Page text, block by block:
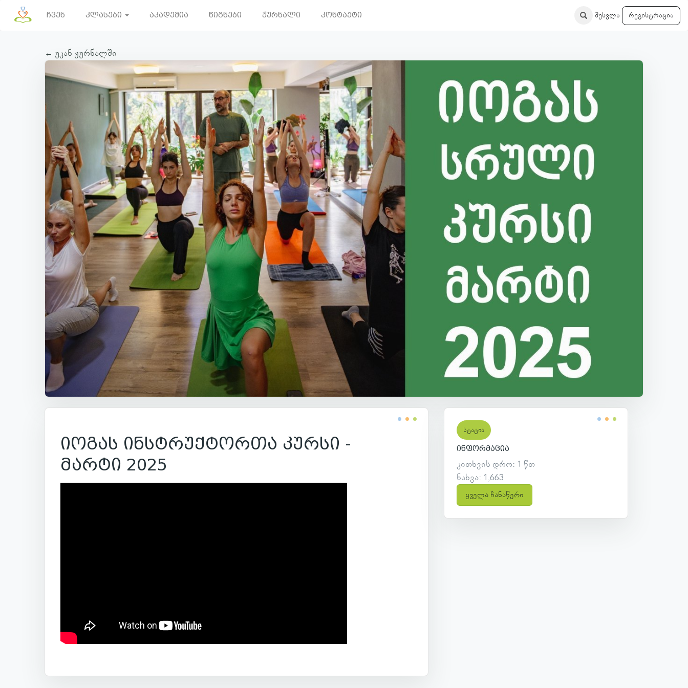
ჩვენ კლასები აკადემია წიგნები ჟურნალი კონტაქტი შესვლა რეგისტრაცია
← უკან ჟურნალში
იოგას ინსტრუქტორთა კურსი -
მარტი 2025
სტატია
ინფორმაცია
კითხვის დრო: 1 წთ
ნახვა: 1,663
ყველა ჩანაწერი